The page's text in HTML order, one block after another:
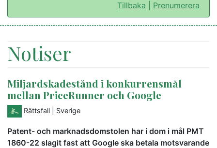
Tillbaka Prenumerera
Notiser
Miljardskadestånd i konkurrensmål
mellan PriceRunner och Google
Rättsfall | Sverige
Patent- och marknadsdomstolen har i dom i mål PMT
1860-22 slagit fast att Google ska betala motsvarande